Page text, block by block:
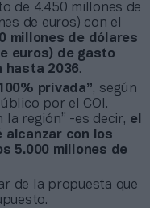
de 4.450 millones de
de euros) con el
millones de dólares
euros) de gasto
hasta 2036.
privada”, según
por el COI.
la región” -es decir, el
alcanzar con los
5.000 millones de
de la propuesta que